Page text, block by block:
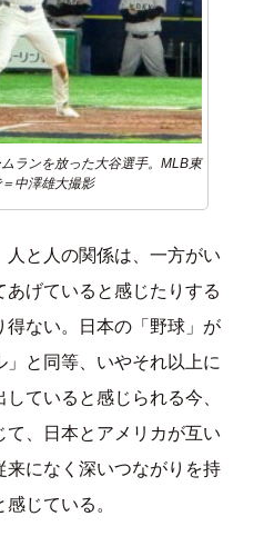
ランを放った大谷選手。MLB東
中澤雄大撮影
と人の関係は、一方がい
げていると感じたりする
得ない。日本の「野球」が
と同等、いやそれ以上に
ていると感じられる今、
、日本とアメリカが互い
来になく深いつながりを持
じている。